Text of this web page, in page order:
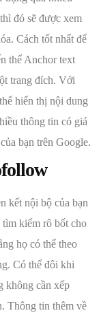
đó sẽ được xem
Cách tốt nhất để
thể Anchor text
trang đích. Với
hiển thị nội dung
thông tin có giá
bạn trên Google.
kết nội bộ của bạn
kiếm rô bốt cho
họ có thể theo
Có thể đôi khi
không cần xếp
Thông tin thêm về